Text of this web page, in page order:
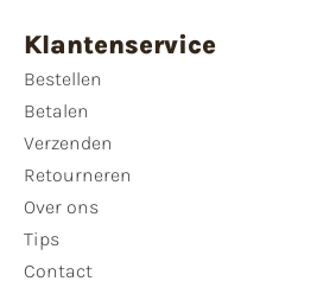
Klantenservice
Bestellen
Betalen
Verzenden
Retourneren
Over ons
Tips
Contact